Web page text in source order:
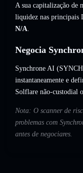
A sua capitalização de
liquidez nas principais
N/A.
Negocia
Synchrone AI
instantaneamente e
Solflare não-custodial
Nota: O scanner de
problemas com
antes de negociares.